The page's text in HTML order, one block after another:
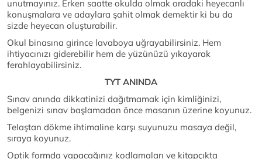
unutmayınız. Erken saatte okulda olmak oradaki heyecanlı
konuşmalara ve adaylara şahit olmak demektir ki bu da
sizde heyecan oluşturabilir.
Okul binasına girince lavaboya uğrayabilirsiniz. Hem
ihtiyacınızı giderebilir hem de yüzünüzü yıkayarak
ferahlayabilirsiniz.
TYT ANINDA
Sınav anında dikkatinizi dağıtmamak için kimliğinizi,
belgenizi sınav başlamadan önce masanın üzerine koyunuz.
Telaştan dökme ihtimaline karşı suyunuzu masaya değil,
sıraya koyunuz.
Optik formda yapacağınız kodlamaları ve kitapçıkta